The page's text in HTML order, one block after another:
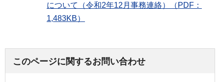
について（令和2年12月事務連絡）（PDF：
1,483KB）
このページに関するお問い合わせ